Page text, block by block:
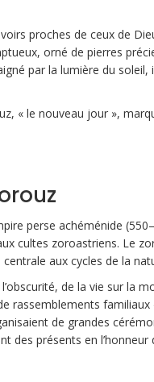
proches de ceux de
orné de pierres
par la lumière du
« le nouveau jour »,
perse achéménide
cultes zoroastriens. Le
aux cycles de la
de la vie sur la
rassemblements familiaux
de grandes
des présents en l’honneur